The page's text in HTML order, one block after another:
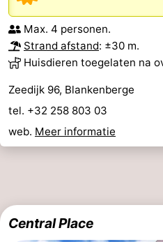
Max. 4 personen.
Strand afstand: ±30 m.
Huisdieren toegelaten na
Zeedijk 96, Blankenberge
tel. +32 258 803 03
web. Meer informatie
Central Place